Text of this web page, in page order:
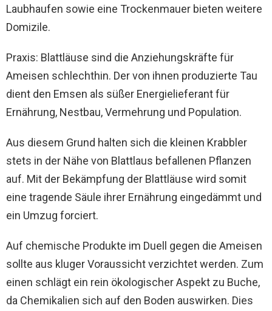
Laubhaufen sowie eine Trockenmauer bieten weitere
Domizile.
Praxis: Blattläuse sind die Anziehungskräfte für
Ameisen schlechthin. Der von ihnen produzierte Tau
dient den Emsen als süßer Energielieferant für
Ernährung, Nestbau, Vermehrung und Population.
Aus diesem Grund halten sich die kleinen Krabbler
stets in der Nähe von Blattlaus befallenen Pflanzen
auf. Mit der Bekämpfung der Blattläuse wird somit
eine tragende Säule ihrer Ernährung eingedämmt und
ein Umzug forciert.
Auf chemische Produkte im Duell gegen die Ameisen
sollte aus kluger Voraussicht verzichtet werden. Zum
einen schlägt ein rein ökologischer Aspekt zu Buche,
da Chemikalien sich auf den Boden auswirken. Dies